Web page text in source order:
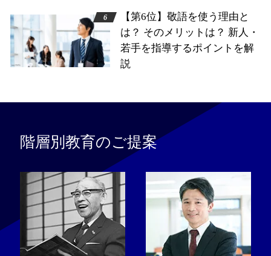
【第6位】敬語を使う理由と
は？ そのメリットは？ 新人・
若手を指導するポイントを解
説
階層別教育のご提案